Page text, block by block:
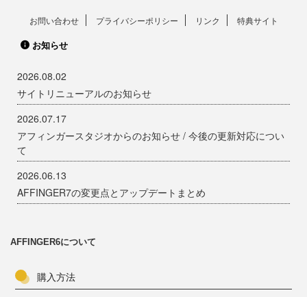
お問い合わせ プライバシーポリシー リンク 特典サイト
お知らせ
2026.08.02
サイトリニューアルのお知らせ
2026.07.17
アフィンガースタジオからのお知らせ / 今後の更新対応につい
て
2026.06.13
AFFINGER7の変更点とアップデートまとめ
AFFINGER6について
購入方法